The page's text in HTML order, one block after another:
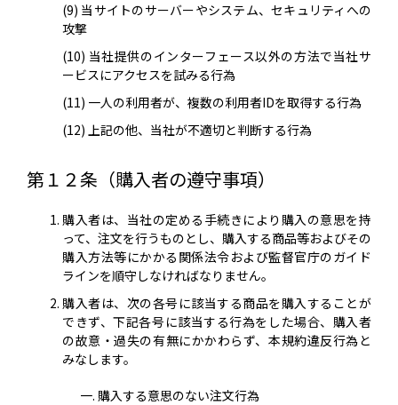
当サイトのサーバーやシステム、セキュリティへの
攻撃
当社提供のインターフェース以外の方法で当社サ
ービスにアクセスを試みる行為
一人の利用者が、複数の利用者IDを取得する行為
上記の他、当社が不適切と判断する行為
第１２条（購入者の遵守事項）
購入者は、当社の定める手続きにより購入の意思を持
って、注文を行うものとし、購入する商品等およびその
購入方法等にかかる関係法令および監督官庁のガイド
ラインを順守しなければなりません。
購入者は、次の各号に該当する商品を購入することが
できず、下記各号に該当する行為をした場合、購入者
の故意・過失の有無にかかわらず、本規約違反行為と
みなします。
購入する意思のない注文行為